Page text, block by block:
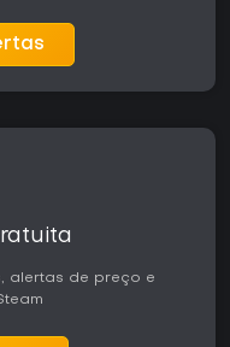
alertas de preço e